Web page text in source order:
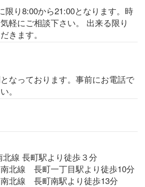
限り8:00から21:00となります。時
軽にご相談下さい。 出来る限り
きます。
なっております。事前にお電話で
。
線 長町駅より徒歩３分
北線 長町一丁目駅より徒歩10分
北線 長町南駅より徒歩13分